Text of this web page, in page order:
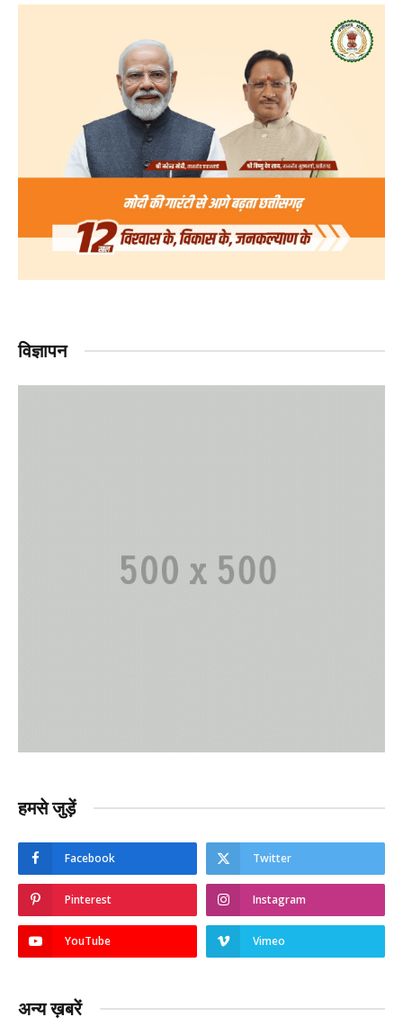
विज्ञापन
हमसे जुड़ें
Facebook Twitter
Pinterest Instagram
YouTube Vimeo
अन्य ख़बरें